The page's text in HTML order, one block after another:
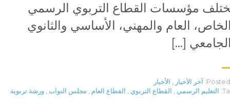
مؤسسات القطاع التربوي الرسمي
العام والمهني، الأساسي والثانوي
[…]
Posted آخر الأخبار , الأخبار
التعليم الرسمي , القطاع التربوي , القطاع العام , مجلس النواب, ورشة تربوية